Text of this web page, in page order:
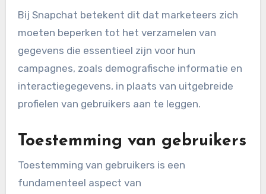
Bij Snapchat betekent dit dat marketeers zich
moeten beperken tot het verzamelen van
gegevens die essentieel zijn voor hun
campagnes, zoals demografische informatie en
interactiegegevens, in plaats van uitgebreide
profielen van gebruikers aan te leggen.
Toestemming van gebruikers
Toestemming van gebruikers is een
fundamenteel aspect van